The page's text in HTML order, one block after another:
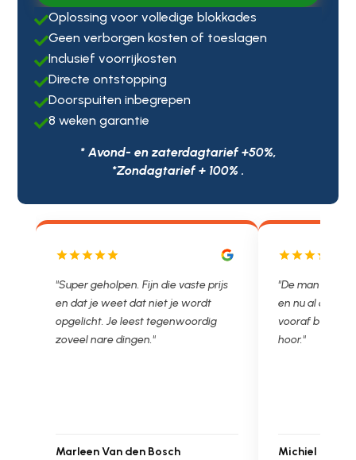
Oplossing voor volledige blokkades
Geen verborgen kosten of toeslagen
Inclusief voorrijkosten
Directe ontstopping
Doorspuiten inbegrepen
8 weken garantie
* Avond- en zaterdagtarief +50%,
*Zondagtarief + 100% .
"De man rijden net weg. 11.00 gebeld
en nu al opgelost voor een vast en
vooraf besproken tarief. Lekker
hoor."
Michiel Uitdenbongerd
"Wat een fijn
met een
je niet zo goed
Ontstoppen.nl
Sarah Touat